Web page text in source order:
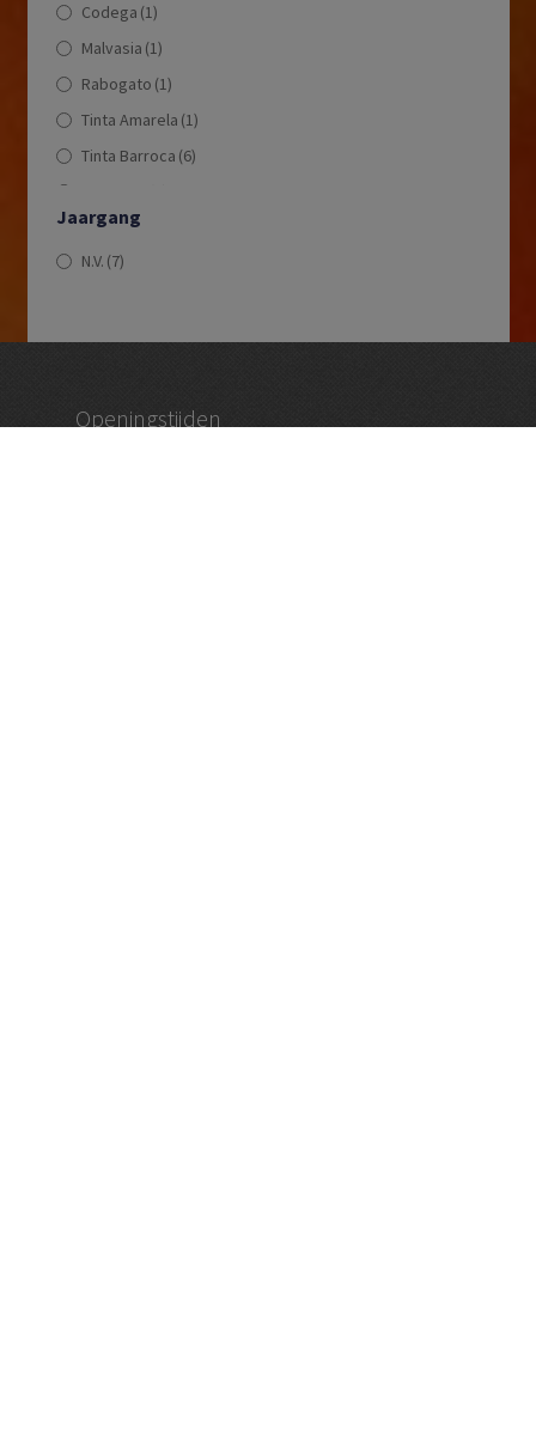
Codega (1)
Malvasia (1)
Rabogato (1)
Tinta Amarela (1)
Tinta Barroca (6)
Tinta Francisca
Tinta Roriz
Jaargang
N.V. (7)
Openingstijden